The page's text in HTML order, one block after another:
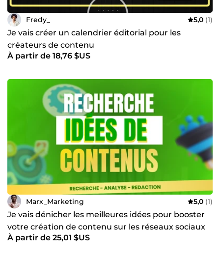
Fredy_ 5,0 (1)
Je vais créer un calendrier éditorial pour les
créateurs de contenu
À partir de 18,76 $US
Marx_Marketing 5,0 (1)
Je vais dénicher les meilleures idées pour booster
votre création de contenu sur les réseaux sociaux
À partir de 25,01 $US